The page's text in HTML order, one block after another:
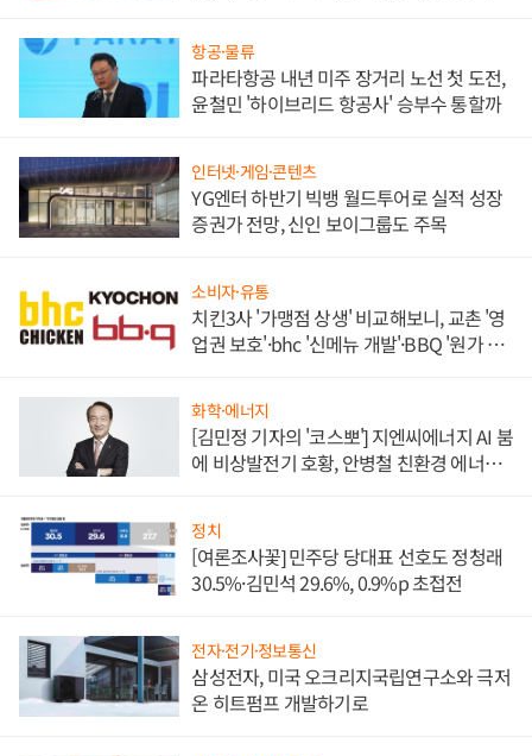
항공·물류
파라타항공 내년 미주 장거리 노선 첫 도전,
윤철민 '하이브리드 항공사' 승부수 통할까
인터넷·게임·콘텐츠
YG엔터 하반기 빅뱅 월드투어로 실적 성장
증권가 전망, 신인 보이그룹도 주목
소비자·유통
치킨3사 '가맹점 상생' 비교해보니, 교촌 '영
업권 보호'·bhc '신메뉴 개발'·BBQ '원가 부
화학·에너지
[김민정 기자의 '코스뽀'] 지엔씨에너지 AI 붐
에 비상발전기 호황, 안병철 친환경 에너지
정치
[여론조사꽃] 민주당 당대표 선호도 정청래
30.5%·김민석 29.6%, 0.9%p 초접전
전자·전기·정보통신
삼성전자, 미국 오크리지국립연구소와 극저
온 히트펌프 개발하기로